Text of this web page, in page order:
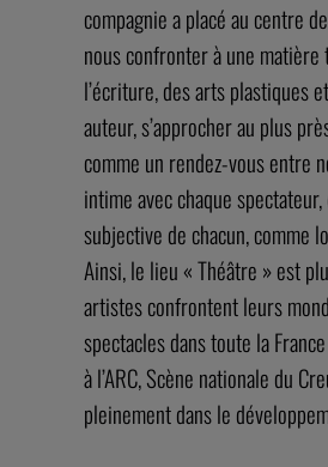
compagnie a placé au centre
nous confronter à une
l’écriture, des arts plastiques
auteur, s’approcher au plus
comme un rendez-vous entre
intime avec chaque
subjective de chacun, comme
Ainsi, le lieu « Théâtre » est
artistes confrontent leurs
spectacles dans toute la
à l’ARC, Scène nationale du
pleinement dans le